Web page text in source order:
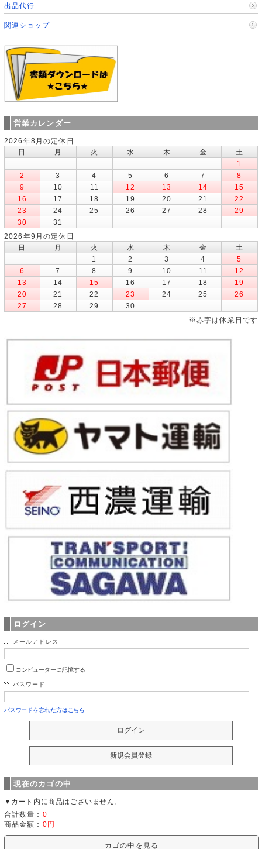
出品代行
関連ショップ
営業カレンダー
2026年8月の定休日
日
月 火 水 木 金
土
1
2
3 4 5 6 7
8
9
10 11 12 13 14
15
16
17 18 19 20 21
22
23
24 25 26 27 28
29
30
31
2026年9月の定休日
日
月 火 水 木 金
土
1
2 3 4
5
6
7 8 9 10 11
12
13
14 15 16 17 18
19
20
21 22 23 24 25
26
27
28 29
30
※赤字は休業日です
ログイン
メールアドレス
コンピューターに記憶する
パスワード
パスワードを忘れた方はこちら
現在のカゴの中
▼カート内に商品はございません。
合計数量： 0
商品金額： 0円
カゴの中を見る